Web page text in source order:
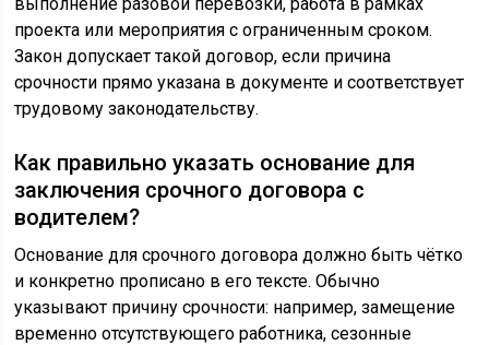
проекта или мероприятия с ограниченным сроком.
Закон допускает такой договор, если причина
срочности прямо указана в документе и соответствует
трудовому законодательству.
Как правильно указать основание для
заключения срочного договора с
водителем?
Основание для срочного договора должно быть чётко
и конкретно прописано в его тексте. Обычно
указывают причину срочности: например, замещение
временно отсутствующего работника, сезонные